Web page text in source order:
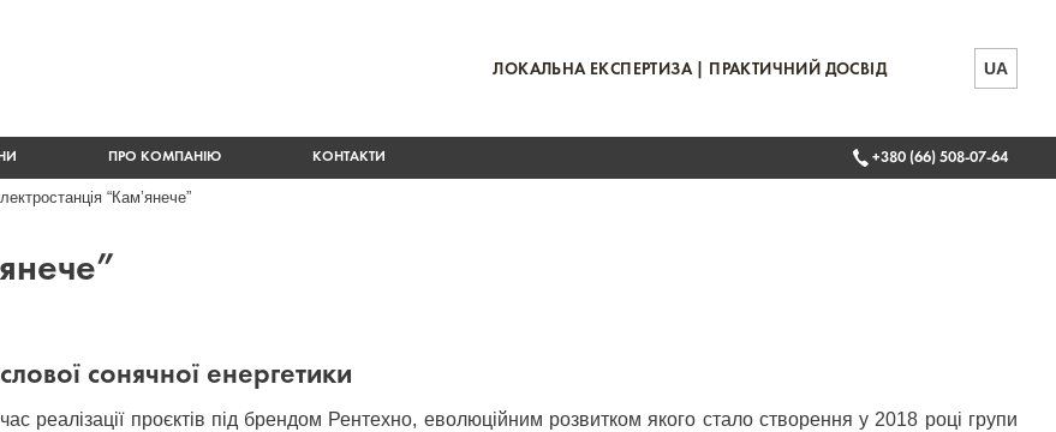
ЛОКАЛЬНА ЕКСПЕРТИЗА | ПРАКТИЧНИЙ ДОСВІД UA
ПРО КОМПАНІЮ КОНТАКТИ +380 (66) 508-07-64
“Кам’янече”
сонячної енергетики
реалізації проєктів під брендом Рентехно, еволюційним розвитком якого стало створення у 2018 році групи